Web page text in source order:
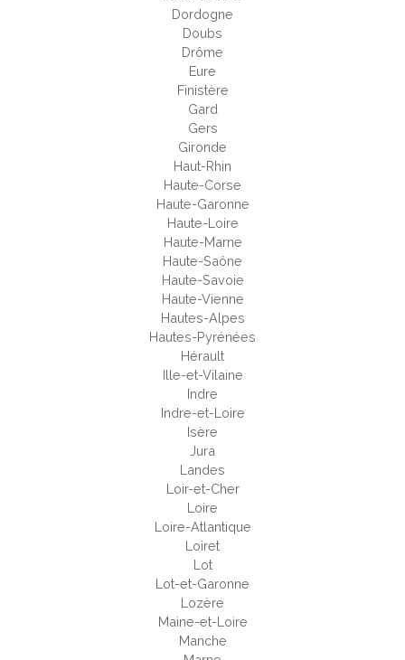
Dordogne
Doubs
Drôme
Eure
Finistère
Gard
Gers
Gironde
Haut-Rhin
Haute-Corse
Haute-Garonne
Haute-Loire
Haute-Marne
Haute-Saône
Haute-Savoie
Haute-Vienne
Hautes-Alpes
Hautes-Pyrénées
Hérault
Ille-et-Vilaine
Indre
Indre-et-Loire
Isère
Jura
Landes
Loir-et-Cher
Loire
Loire-Atlantique
Loiret
Lot
Lot-et-Garonne
Lozère
Maine-et-Loire
Manche